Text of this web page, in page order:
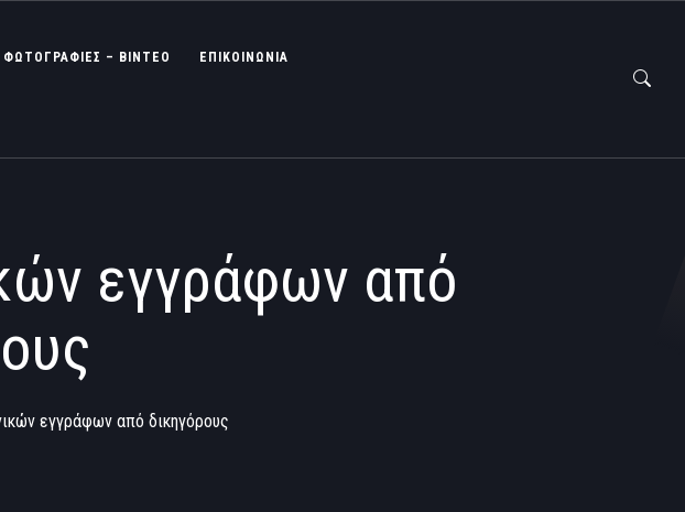
ΦΩΤΟΓΡΑΦΊΕΣ – ΒΊΝΤΕΟ ΕΠΙΚΟΙΝΩΝΙΑ
εγγράφων από
εγγράφων από δικηγόρους